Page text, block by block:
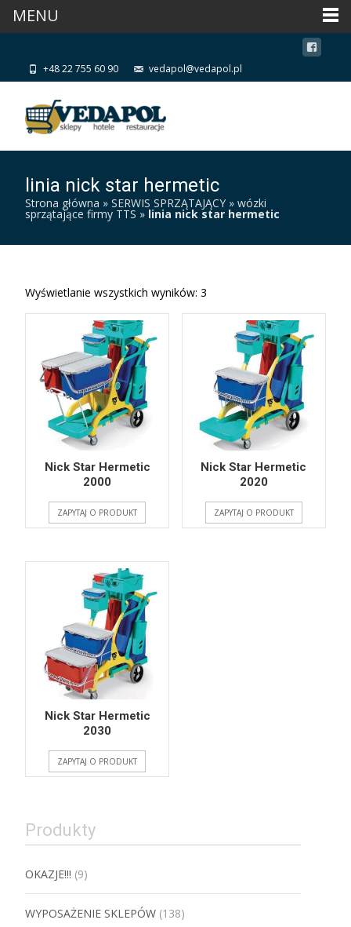
+48 22 755 60 90 vedapol@vedapol.pl
linia nick star hermetic
Strona główna » SERWIS SPRZĄTAJĄCY » wózki
sprzątające firmy TTS » linia nick star hermetic
Wyświetlanie wszystkich wyników: 3
Nick Star Hermetic
2000
ZAPYTAJ O PRODUKT
Nick Star Hermetic
2020
ZAPYTAJ O PRODUKT
Nick Star Hermetic
2030
ZAPYTAJ O PRODUKT
Produkty
OKAZJE!!! (9)
WYPOSAŻENIE SKLEPÓW (138)
MENU